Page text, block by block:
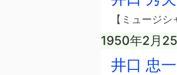
【ミュージ
1950年2月
井口 忠一